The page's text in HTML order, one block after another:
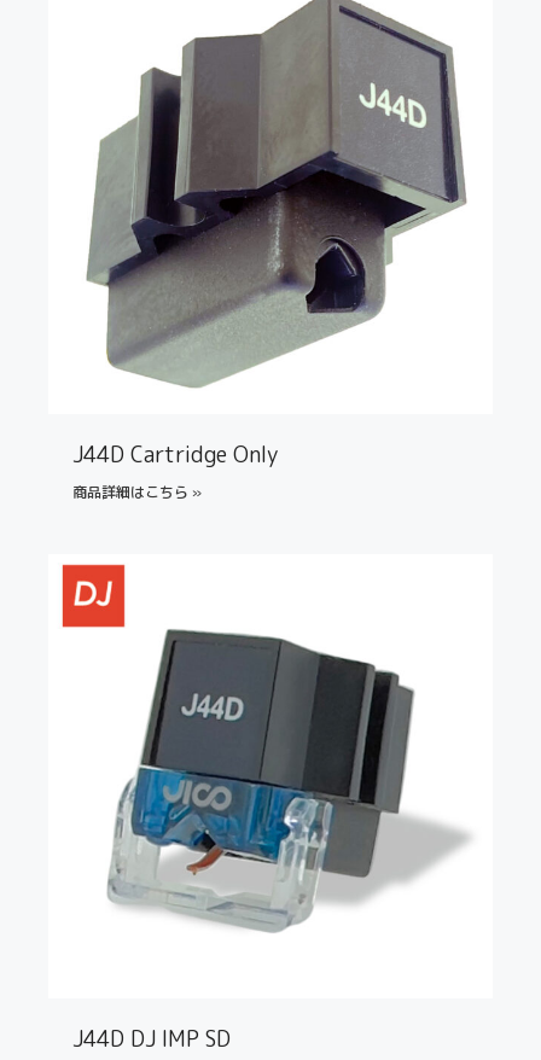
J44D Cartridge Only
商品詳細はこちら »
J44D DJ IMP SD